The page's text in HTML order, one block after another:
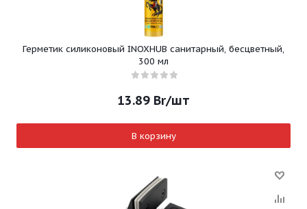
Герметик силиконовый INOXHUB санитарный, бесцветный,
300 мл
13.89 Br/шт
В корзину